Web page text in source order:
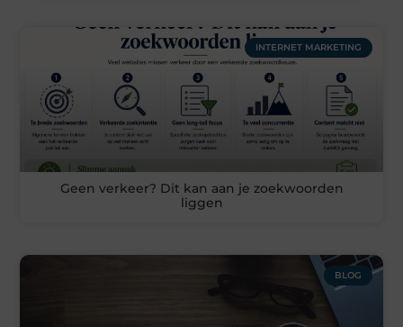
INTERNET MARKETING
Geen verkeer? Dit kan aan je zoekwoorden
liggen
BLOG